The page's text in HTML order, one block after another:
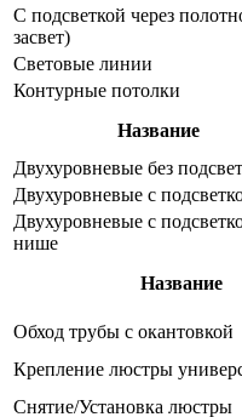
С подсветкой через
засвет)
Световые линии
Контурные потолки
Название
Двухуровневые без
Двухуровневые с
Двухуровневые с
нише
Название
Обход трубы с окантовкой
Крепление люстры
Снятие/Установка люстры